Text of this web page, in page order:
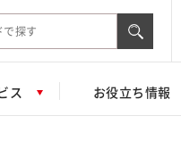
ド入力
ス お役立ち情報